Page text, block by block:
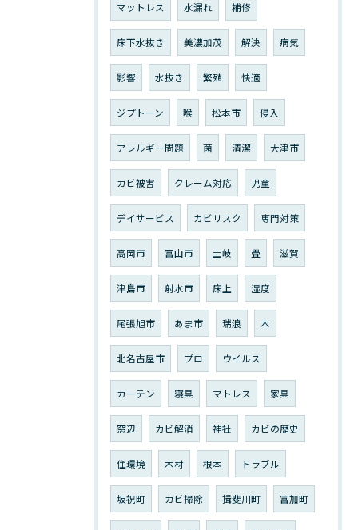
マットレス 水漏れ 補修
床下水抜き 美濃加茂 解決 病気
影響 水抜き 繁殖 快適
ジプトーン 喉 松本市 侵入
アレルギー問題 菌 清潔 大津市
カビ被害 クレーム対応 児童
デイサービス カビリスク 専門対策
高岡市 富山市 土岐 畳 滋賀
津島市 射水市 床上 湿度
尾張旭市 あま市 瑞浪 木
北名古屋市 プロ ウイルス
カーテン 寝具 マトレス 家具
窓辺 カビ解消 神社 カビの歴史
住環境 木材 根本 トラブル
坂祝町 カビ掃除 揖斐川町 富加町